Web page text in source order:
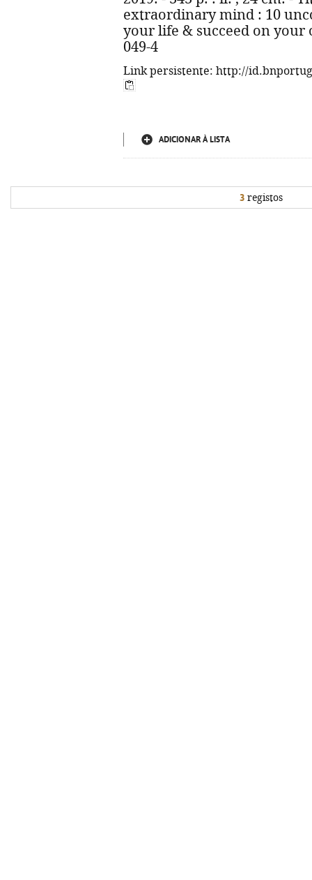
extraordinary mind : 10
your life & succeed on your
049-4
Link persistente: http://
ADICIONAR À LISTA
3 registos